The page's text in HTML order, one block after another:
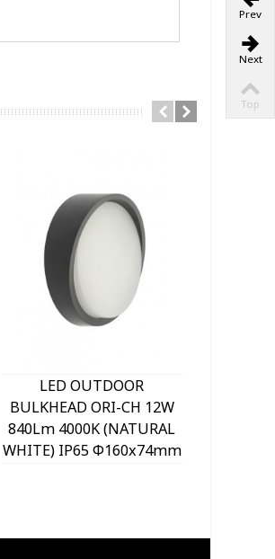
LED OUTDOOR
BULKHEAD ORI-CH 12W
840Lm 4000K (NATURAL
WHITE) IP65 Φ160x74mm
Prev
Next
Top